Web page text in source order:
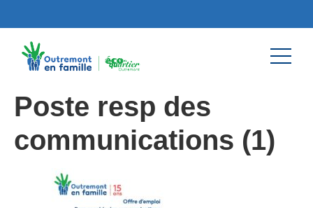
Poste resp des
communications (1)